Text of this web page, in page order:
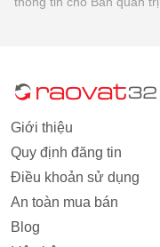
Giới thiệu
Quy định đăng tin
Điều khoản sử dụng
An toàn mua bán
Blog